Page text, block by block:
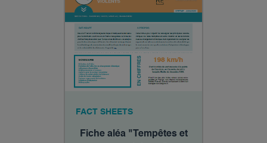
FACT SHEETS
Fiche aléa "Tempêtes et